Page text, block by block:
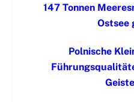
147 Tonnen
Ostsee
Polnische